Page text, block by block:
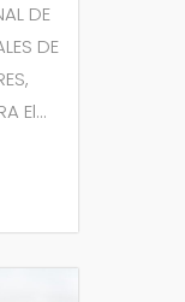
DE
DE
El...